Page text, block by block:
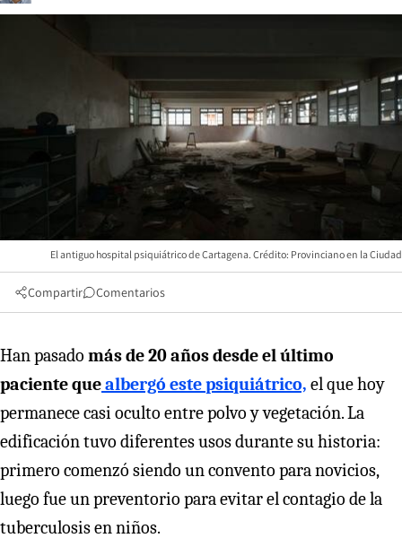
El antiguo hospital psiquiátrico de Cartagena. Crédito: Provinciano en la Ciudad
Compartir Comentarios
Han pasado más de 20 años desde el último
paciente quealbergó este psiquiátrico, el que hoy
permanece casi oculto entre polvo y vegetación. La
edificación tuvo diferentes usos durante su historia:
primero comenzó siendo un convento para novicios,
luego fue un preventorio para evitar el contagio de la
tuberculosis en niños.